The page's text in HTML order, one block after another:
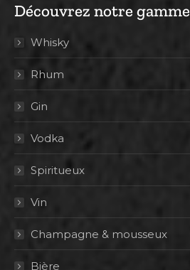
Découvrez notre gamme
Whisky
Rhum
Gin
Vodka
Spiritueux
Vin
Champagne & mousseux
Bière